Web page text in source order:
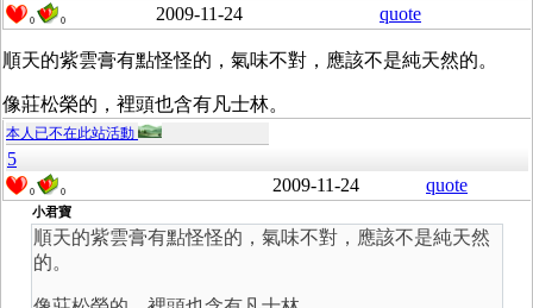
0 0 2009-11-24 quote
順天的紫雲膏有點怪怪的，氣味不對，應該不是純天然的。
像莊松榮的，裡頭也含有凡士林。
本人已不在此站活動
5
0 0 2009-11-24 quote
小君寶
順天的紫雲膏有點怪怪的，氣味不對，應該不是純天然
的。